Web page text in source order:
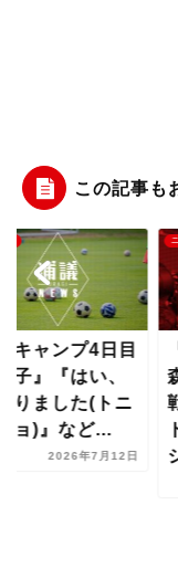
この記事も
キャンプ4日目
子』『はい、
りました(トニ
ョ)』など...
2026年7月12日